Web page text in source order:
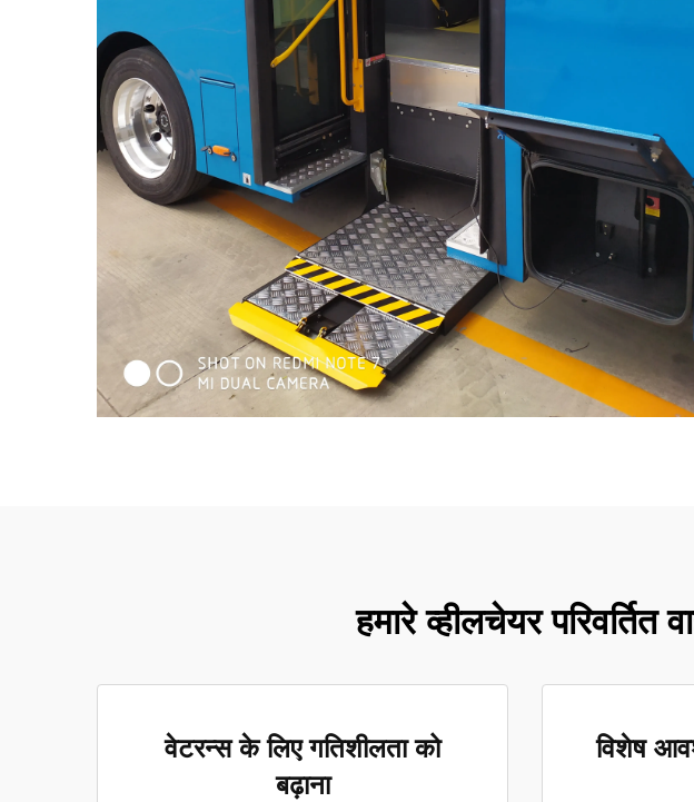
हमारे व्हीलचेयर
वेटरन्स के लिए गतिशीलता को
बढ़ाना
विशेष